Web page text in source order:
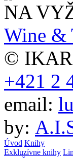
NA
Wine &
©
+421 2
email:
by:
Úvod Knihy
Exkluzívne knihy